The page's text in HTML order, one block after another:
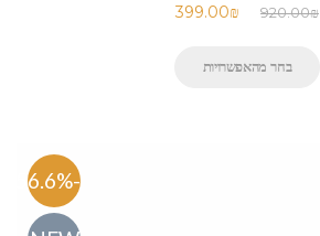
920.00₪
399.00₪
בחר מהאפשרויות
-56.6%